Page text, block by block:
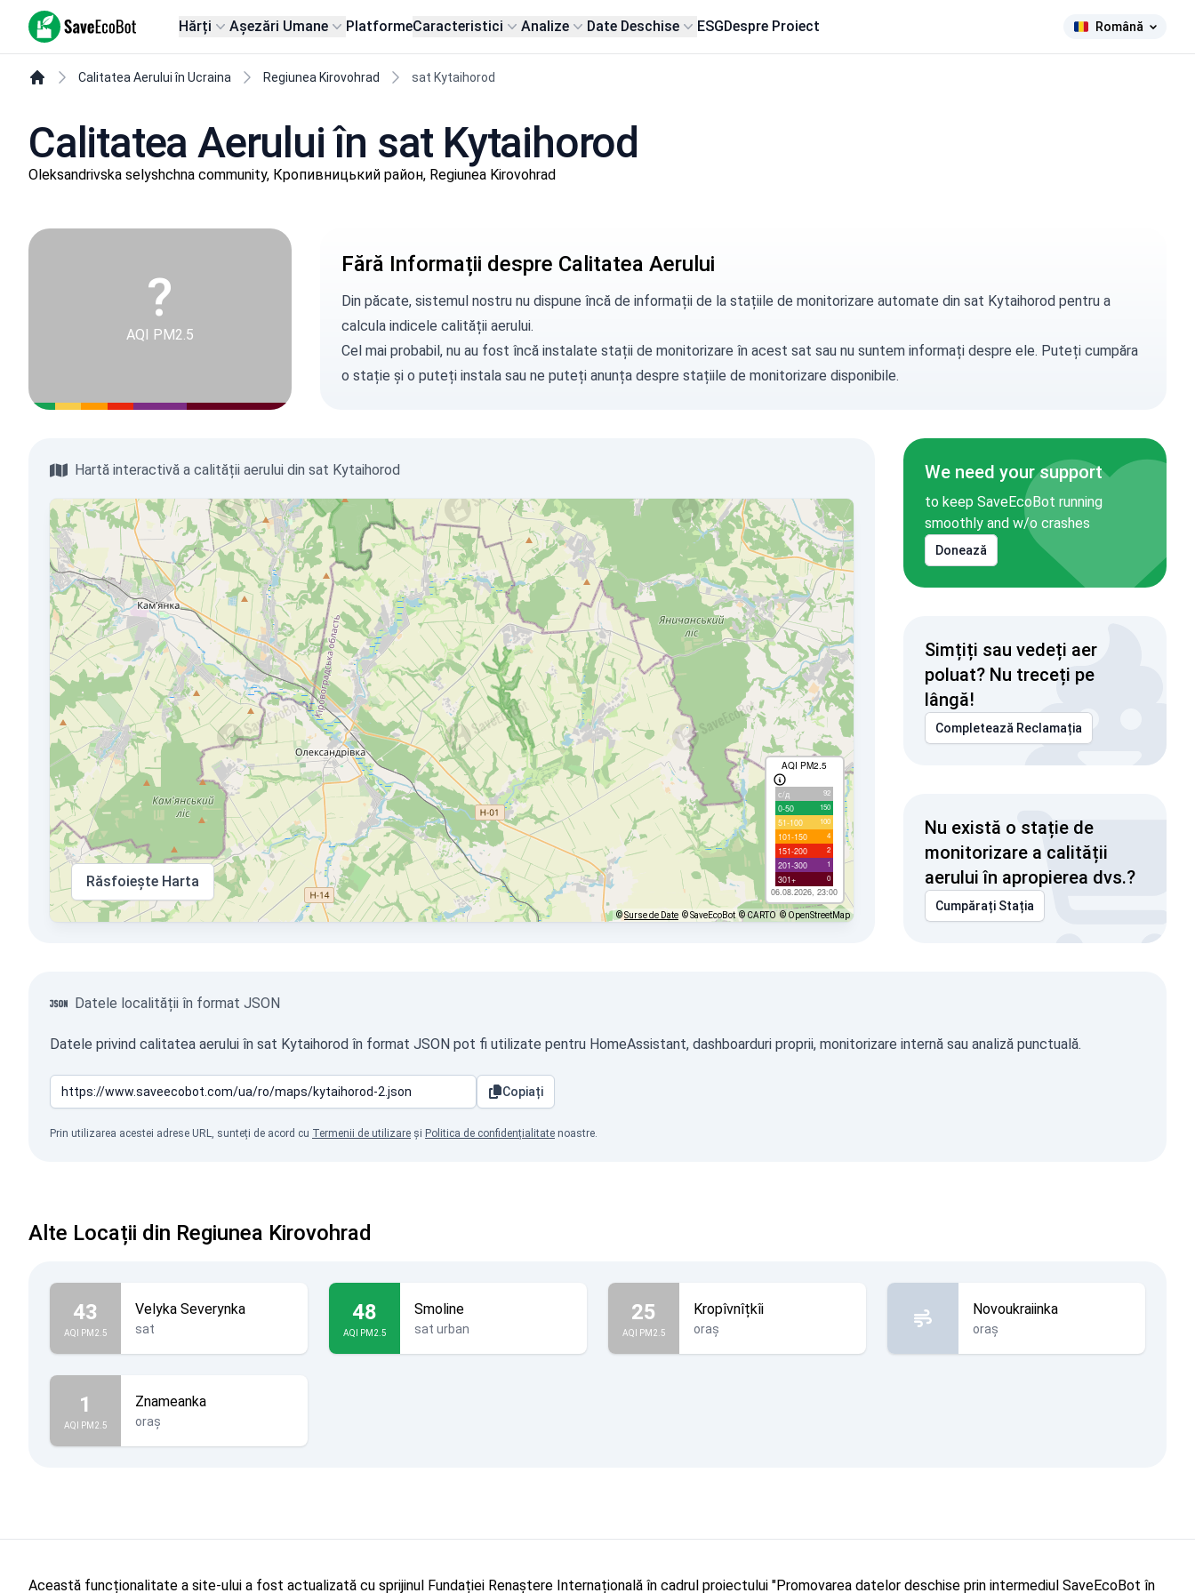
SaveEcoBot Hărți Așezări Umane PlatformeCaracteristici Analize Date Deschise ESGDespre Proiect Română
Calitatea Aerului în Ucraina Regiunea Kirovohrad sat Kytaihorod
Calitatea Aerului în sat Kytaihorod
Oleksandrivska selyshchna community, Кропивницький район, Regiunea Kirovohrad
?
AQI PM2.5
Fără Informații despre Calitatea Aerului
Din păcate, sistemul nostru nu dispune încă de informații de la stațiile de monitorizare automate din sat Kytaihorod pentru a
calcula indicele calității aerului.
Cel mai probabil, nu au fost încă instalate stații de monitorizare în acest sat sau nu suntem informați despre ele. Puteți cumpăra
o stație și o puteți instala sau ne puteți anunțadespre stațiile de monitorizare disponibile.
Hartă interactivă a calității aerului din sat Kytaihorod
AQI PM2.5
с/д 92
0-50 150
51-100 100
101-150 4
151-200 2
201-300 1
301+ 0
06.08.2026, 23:00
Răsfoiește Harta
©Surse de Date © SaveEcoBot © CARTO © OpenStreetMap
We need your support
to keep SaveEcoBot running
smoothly and w/o crashes
Donează
Simțiți sau vedeți aer
poluat? Nu treceți pe
lângă!
Completează Reclamația
Nu există o stație de
monitorizare a calității
aerului în apropierea dvs.?
Cumpărați Stația
Datele localității în format JSON
Datele privind calitatea aerului în sat Kytaihorod în format JSON pot fi utilizate pentru HomeAssistant, dashboarduri proprii, monitorizare internă sau analiză punctuală.
Copiați
Prin utilizarea acestei adrese URL, sunteți de acord cu Termenii de utilizare și Politica de confidențialitate noastre.
Alte Locații din Regiunea Kirovohrad
43
AQI PM2.5
Velyka Severynka
sat
48
AQI PM2.5
Smoline
sat urban
25
AQI PM2.5
Kropîvnîțkîi
oraș
Novoukraiinka
oraș
1
AQI PM2.5
Znameanka
oraș
Această funcționalitate a site-ului a fost actualizată cu sprijinul Fundației Renaștere Internațională în cadrul proiectului "Promovarea datelor deschise prin intermediul SaveEcoBot în